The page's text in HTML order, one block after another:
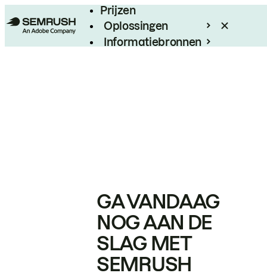
Prijzen
Oplossingen
Informatiebronnen
GA VANDAAG
NOG AAN DE
SLAG MET
SEMRUSH